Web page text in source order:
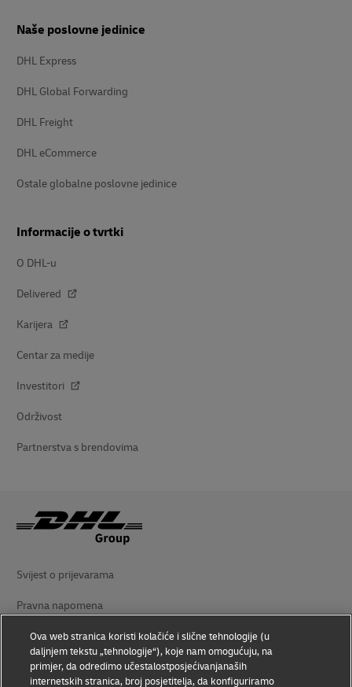
Naše poslovne jedinice
DHL Express
DHL Global Forwarding
DHL Freight
DHL eCommerce
Ostale globalne poslovne jedinice
Informacije o tvrtki
O DHL-u
Delivered
Karijera
Centar za medije
Investitori
Održivost
Partnerstva s brendovima
Svijest o prijevarama
Pravna napomena
Uvjeti upotrebe
Zaštita podataka
Ova web stranica koristi kolačiće i slične tehnologije (u
daljnjem tekstu „tehnologije“), koje nam omogućuju, na
primjer, da odredimo učestalostposjećivanjanaših
internetskih stranica, broj posjetitelja, da konfiguriramo